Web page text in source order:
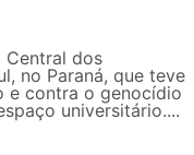
Central dos
no Paraná, que teve
e contra o genocídio
universitário....